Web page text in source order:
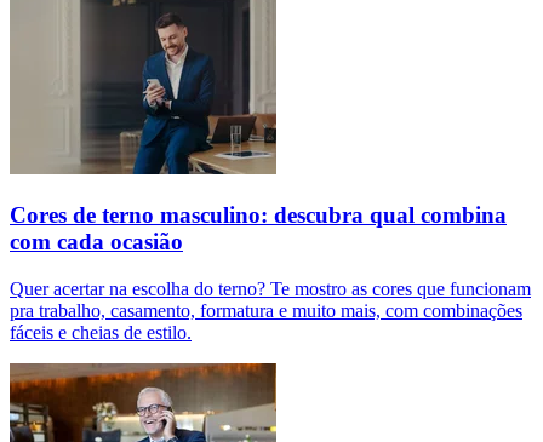
Cores de terno masculino: descubra qual combina
com cada ocasião
Quer acertar na escolha do terno? Te mostro as cores que funcionam
pra trabalho, casamento, formatura e muito mais, com combinações
fáceis e cheias de estilo.